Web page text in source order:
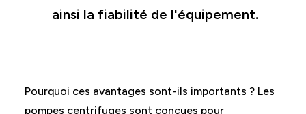
ainsi la fiabilité de l'équipement.
Pourquoi ces avantages sont-ils importants ? Les
pompes centrifuges sont conçues pour